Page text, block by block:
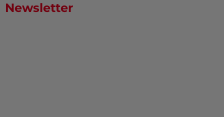
Newsletter